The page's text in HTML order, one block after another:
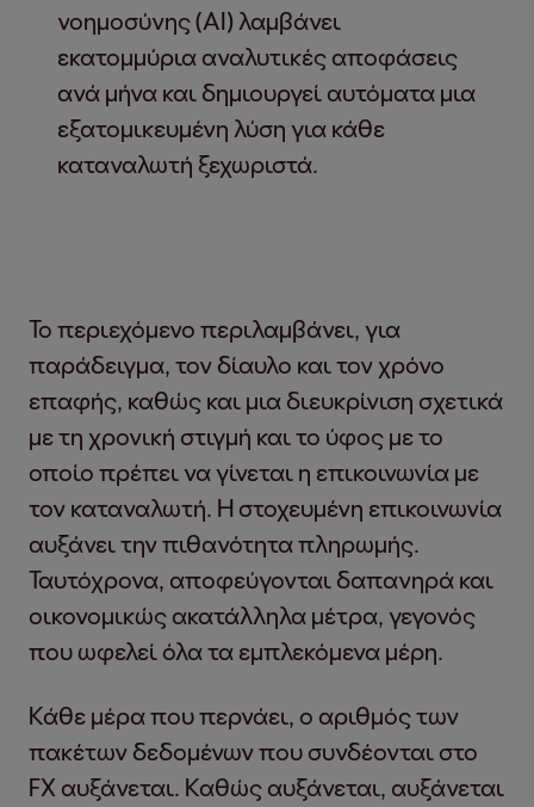
νοημοσύνης (AI) λαμβάνει
εκατομμύρια αναλυτικές αποφάσεις
ανά μήνα και δημιουργεί αυτόματα μια
εξατομικευμένη λύση για κάθε
καταναλωτή ξεχωριστά.
Το περιεχόμενο περιλαμβάνει, για
παράδειγμα, τον δίαυλο και τον χρόνο
επαφής, καθώς και μια διευκρίνιση σχετικά
με τη χρονική στιγμή και το ύφος με το
οποίο πρέπει να γίνεται η επικοινωνία με
τον καταναλωτή. Η στοχευμένη επικοινωνία
αυξάνει την πιθανότητα πληρωμής.
Ταυτόχρονα, αποφεύγονται δαπανηρά και
οικονομικώς ακατάλληλα μέτρα, γεγονός
που ωφελεί όλα τα εμπλεκόμενα μέρη.
Κάθε μέρα που περνάει, ο αριθμός των
πακέτων δεδομένων που συνδέονται στο
FX αυξάνεται. Καθώς αυξάνεται, αυξάνεται